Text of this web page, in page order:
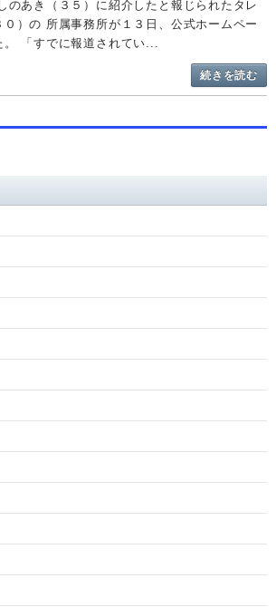
のあき（３５）に紹介したと報じられたタレ
）の 所属事務所が１３日、公式ホームペー
。 「すでに報道されてい...
続きを読む